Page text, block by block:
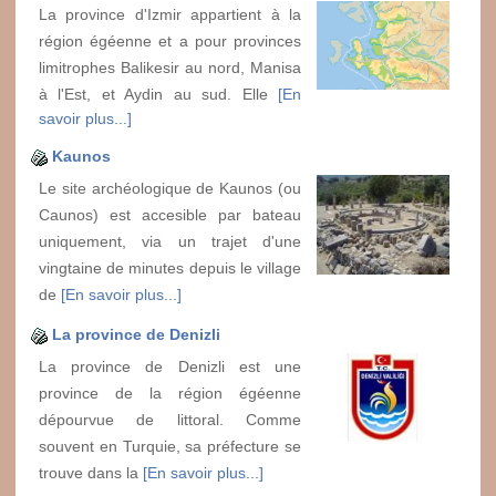
La province d'Izmir appartient à la
région égéenne et a pour provinces
limitrophes Balikesir au nord, Manisa
à l'Est, et Aydin au sud. Elle [En
savoir plus...]
Kaunos
Le site archéologique de Kaunos (ou
Caunos) est accesible par bateau
uniquement, via un trajet d'une
vingtaine de minutes depuis le village
de [En savoir plus...]
La province de Denizli
La province de Denizli est une
province de la région égéenne
dépourvue de littoral. Comme
souvent en Turquie, sa préfecture se
trouve dans la [En savoir plus...]